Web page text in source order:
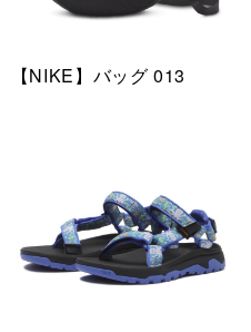
【NIKE】バッグ 013